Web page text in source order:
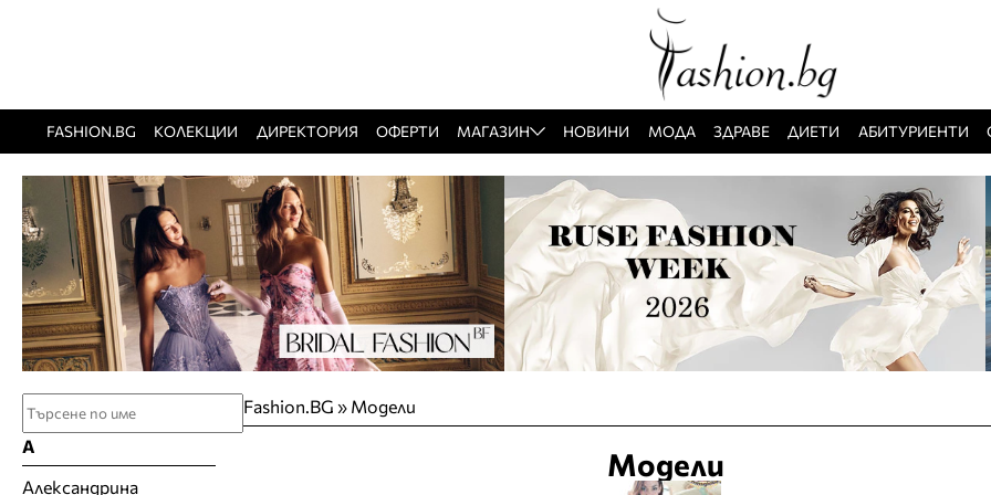
FASHION.BG КОЛЕКЦИИ ДИРЕКТОРИЯ ОФЕРТИ МАГАЗИН НОВИНИ МОДА ЗДРАВЕ ДИЕТИ АБИТУРИЕНТИ
Fashion.BG » Модели
Модели
А
Александрина